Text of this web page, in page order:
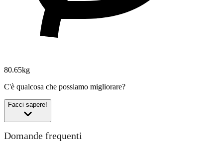
80.65kg
C'è qualcosa che possiamo migliorare?
Facci sapere!
Domande frequenti